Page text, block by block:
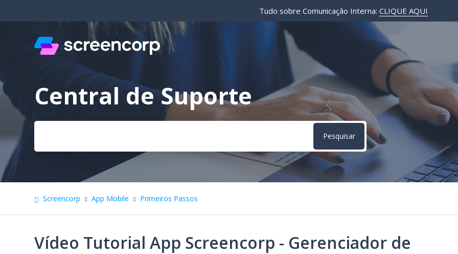
Tudo sobre Comunicação Interna: CLIQUE AQUI
Pesquisa
Central de Suporte
Screencorp App Mobile Primeiros Passos
Vídeo Tutorial App Screencorp - Gerenciador de